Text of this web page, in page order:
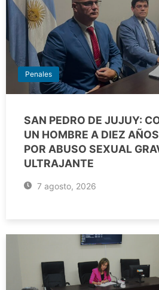
Penales
SAN PEDRO DE JUJUY:
UN HOMBRE A DIEZ
POR ABUSO SEXUAL
ULTRAJANTE
7 agosto, 2026